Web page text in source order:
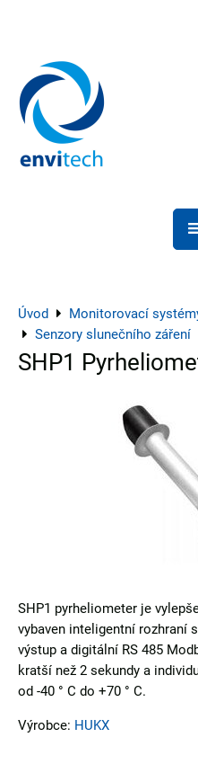
Úvod Monitorovací
Senzory slunečního záření
SHP1
SHP1 pyrheliometer je
vybaven inteligentní rozhraní
výstup a digitální RS 485
kratší než 2 sekundy a
od -40 ° C do +70 ° C.
Výrobce: HUKX